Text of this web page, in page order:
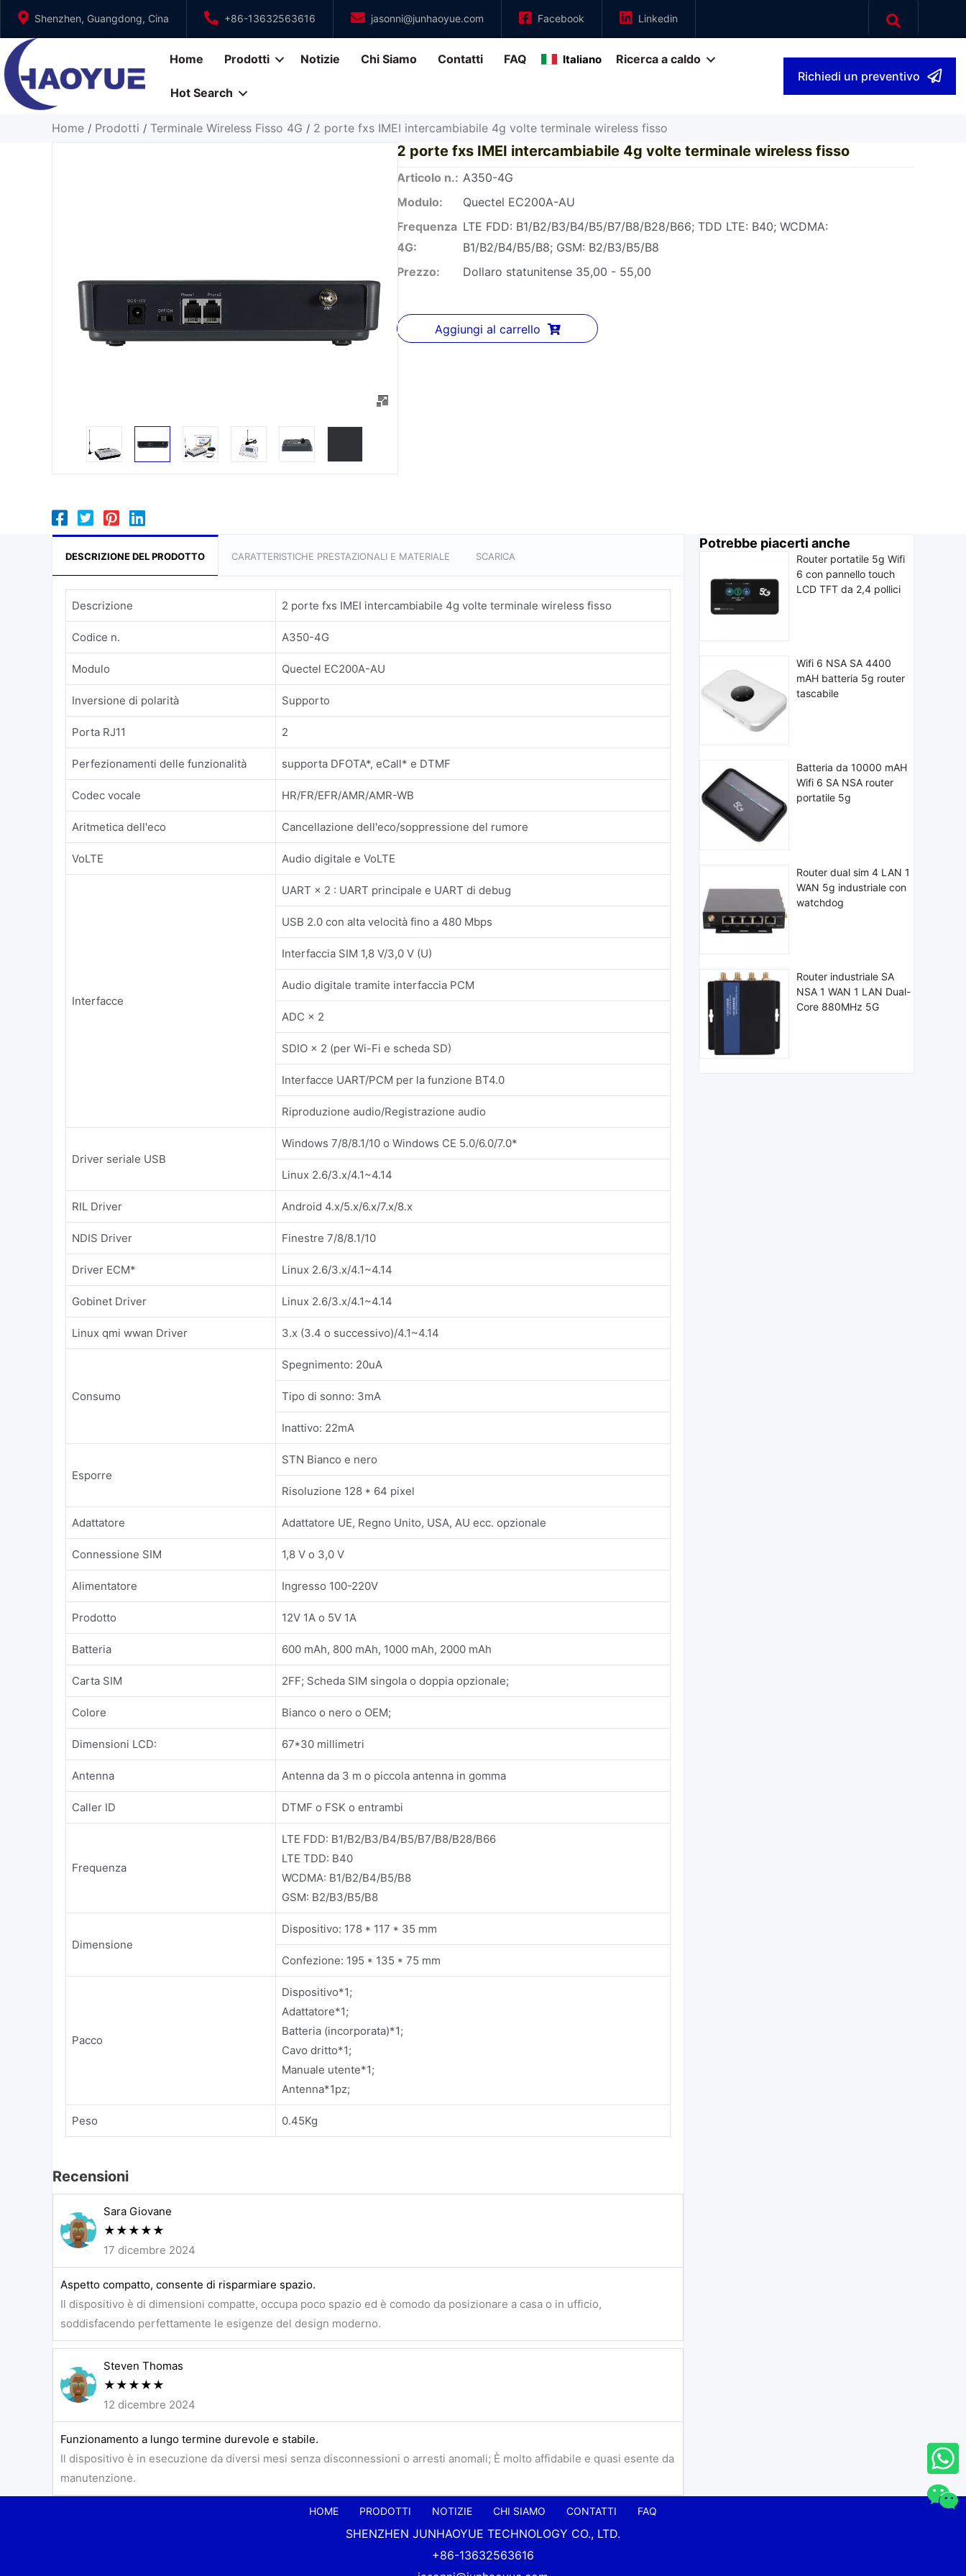
contenuto
Shenzhen, Guangdong, Cina +86-13632563616 jasonni@junhaoyue.com Facebook Linkedin
Home Prodotti Notizie Chi Siamo Contatti FAQ Italiano Ricerca a caldo
Hot Search
Richiedi un preventivo
Home / Prodotti / Terminale Wireless Fisso 4G / 2 porte fxs IMEI intercambiabile 4g volte terminale wireless fisso
2 porte fxs IMEI intercambiabile 4g volte terminale wireless fisso
Articolo n.: A350-4G
Modulo:
Quectel EC200A-AU
Frequenza
4G:
LTE FDD: B1/B2/B3/B4/B5/B7/B8/B28/B66; TDD LTE: B40; WCDMA:
B1/B2/B4/B5/B8; GSM: B2/B3/B5/B8
Prezzo:
Dollaro statunitense 35,00 - 55,00
Aggiungi al carrello
DESCRIZIONE DEL PRODOTTO CARATTERISTICHE PRESTAZIONALI E MATERIALE SCARICA
Descrizione 2 porte fxs IMEI intercambiabile 4g volte terminale wireless fisso
Codice n. A350-4G
Modulo Quectel EC200A-AU
Inversione di polarità Supporto
Porta RJ11 2
Perfezionamenti delle funzionalità supporta DFOTA*, eCall* e DTMF
Codec vocale HR/FR/EFR/AMR/AMR-WB
Aritmetica dell'eco Cancellazione dell'eco/soppressione del rumore
VoLTE Audio digitale e VoLTE
Interfacce
UART × 2 : UART principale e UART di debug
USB 2.0 con alta velocità fino a 480 Mbps
Interfaccia SIM 1,8 V/3,0 V (U)
Audio digitale tramite interfaccia PCM
ADC × 2
SDIO × 2 (per Wi-Fi e scheda SD)
Interfacce UART/PCM per la funzione BT4.0
Riproduzione audio/Registrazione audio
Driver seriale USB
Windows 7/8/8.1/10 o Windows CE 5.0/6.0/7.0*
Linux 2.6/3.x/4.1~4.14
RIL Driver Android 4.x/5.x/6.x/7.x/8.x
NDIS Driver Finestre 7/8/8.1/10
Driver ECM* Linux 2.6/3.x/4.1~4.14
Gobinet Driver Linux 2.6/3.x/4.1~4.14
Linux qmi wwan Driver 3.x (3.4 o successivo)/4.1~4.14
Consumo
Spegnimento: 20uA
Tipo di sonno: 3mA
Inattivo: 22mA
Esporre
STN Bianco e nero
Risoluzione 128 * 64 pixel
Adattatore Adattatore UE, Regno Unito, USA, AU ecc. opzionale
Connessione SIM 1,8 V o 3,0 V
Alimentatore Ingresso 100-220V
Prodotto 12V 1A o 5V 1A
Batteria 600 mAh, 800 mAh, 1000 mAh, 2000 mAh
Carta SIM 2FF; Scheda SIM singola o doppia opzionale;
Colore Bianco o nero o OEM;
Dimensioni LCD: 67*30 millimetri
Antenna Antenna da 3 m o piccola antenna in gomma
Caller ID DTMF o FSK o entrambi
Frequenza
LTE FDD: B1/B2/B3/B4/B5/B7/B8/B28/B66
LTE TDD: B40
WCDMA: B1/B2/B4/B5/B8
GSM: B2/B3/B5/B8
Dimensione
Dispositivo: 178 * 117 * 35 mm
Confezione: 195 * 135 * 75 mm
Pacco
Dispositivo*1;
Adattatore*1;
Batteria (incorporata)*1;
Cavo dritto*1;
Manuale utente*1;
Antenna*1pz;
Peso 0.45Kg
Recensioni
Sara Giovane
★ ★ ★ ★ ★
17 dicembre 2024
Aspetto compatto, consente di risparmiare spazio.
Il dispositivo è di dimensioni compatte, occupa poco spazio ed è comodo da posizionare a casa o in ufficio,
soddisfacendo perfettamente le esigenze del design moderno.
Steven Thomas
★ ★ ★ ★ ★
12 dicembre 2024
Funzionamento a lungo termine durevole e stabile.
Il dispositivo è in esecuzione da diversi mesi senza disconnessioni o arresti anomali; È molto affidabile e quasi esente da
manutenzione.
Potrebbe piacerti anche
Router portatile 5g Wifi
6 con pannello touch
LCD TFT da 2,4 pollici
Wifi 6 NSA SA 4400
mAH batteria 5g router
tascabile
Batteria da 10000 mAH
Wifi 6 SA NSA router
portatile 5g
Router dual sim 4 LAN 1
WAN 5g industriale con
watchdog
Router industriale SA
NSA 1 WAN 1 LAN Dual-
Core 880MHz 5G
HOME PRODOTTI NOTIZIE CHI SIAMO CONTATTI FAQ
SHENZHEN JUNHAOYUE TECHNOLOGY CO., LTD.
+86-13632563616